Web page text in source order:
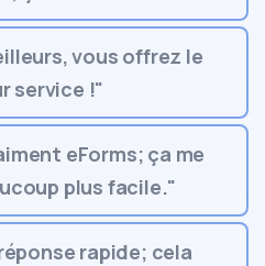
vous offrez le
service !"
eForms; ça me
plus facile."
rapide; cela